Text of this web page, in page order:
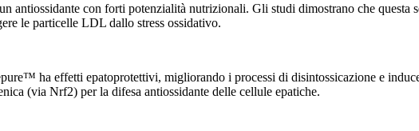
con forti potenzialità nutrizionali. Gli studi dimostrano che questa
le particelle LDL dallo stress ossidativo.
ha effetti epatoprotettivi, migliorando i processi di disintossicazione e
(via Nrf2) per la difesa antiossidante delle cellule epatiche.